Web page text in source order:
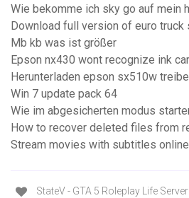
Wie bekomme ich sky go auf mein
Download full version of euro
Mb kb was ist größer
Epson nx430 wont recognize ink
Herunterladen epson sx510w
Win 7 update pack 64
Wie im abgesicherten modus
How to recover deleted files from
Stream movies with subtitles
StateV - GTA 5 Roleplay Life